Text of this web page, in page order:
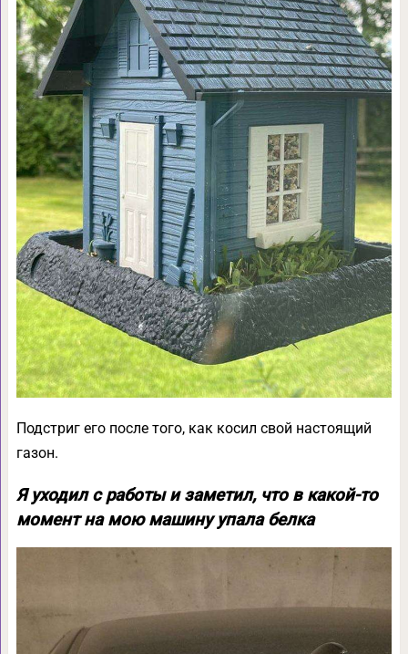
Подстриг его после того, как косил свой настоящий
газон.
Я уходил с работы и заметил, что в какой-то
момент на мою машину упала белка